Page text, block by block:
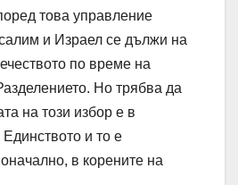
това управление
и Израел се дължи на
по време на
Но трябва да
на този избор е в
и то е
в корените на